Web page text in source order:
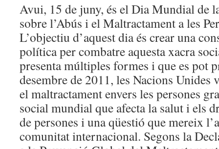
Consorci
d’Acció
Social
de
la
Garrotxa
Avui, 15 de juny, és el Dia Mundial de
sobre l’Abús i el Maltractament a les
L’objectiu d’aquest dia és crear una
política per combatre aquesta xacra
presenta múltiples formes i que es pot
desembre de 2011, les Nacions Unides
el maltractament envers les persones
social mundial que afecta la salut i els
de persones i una qüestió que mereix
comunitat internacional. Segons la